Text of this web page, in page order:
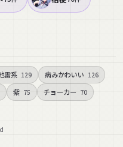
雷系 129 病みかわいい 126
紫 75 チョーカー 70